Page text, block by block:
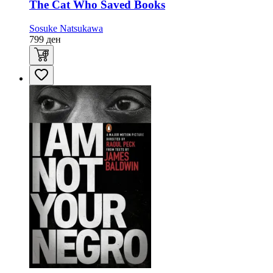
The Cat Who Saved Books
Sosuke Natsukawa
799 ден